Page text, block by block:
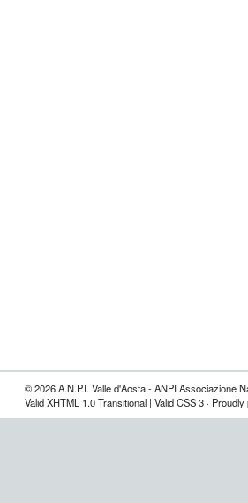
© 2026 A.N.P.I. Valle d'Aosta - ANPI Associazione
Valid XHTML 1.0 Transitional | Valid CSS 3 ·